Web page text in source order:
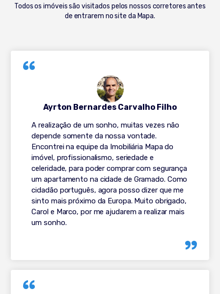
Todos os imóveis são visitados pelos nossos corretores antes
de entrarem no site da Mapa.
A realização de um sonho, muitas vezes não
depende somente da nossa vontade.
Encontrei na equipe da Imobiliária Mapa do
imóvel, profissionalismo, seriedade e
celeridade, para poder comprar com segurança
um apartamento na cidade de Gramado. Como
cidadão português, agora posso dizer que me
sinto mais próximo da Europa. Muito obrigado,
Carol e Marco, por me ajudarem a realizar mais
um sonho.
Ayrton Bernardes Carvalho Filho